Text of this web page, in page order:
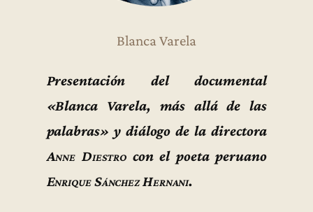
Blanca Varela
Presentación del documental
«Blanca Varela, más allá de las
palabras» y diálogo de la directora
Anne Diestro con el poeta peruano
Enrique Sánchez Hernani.